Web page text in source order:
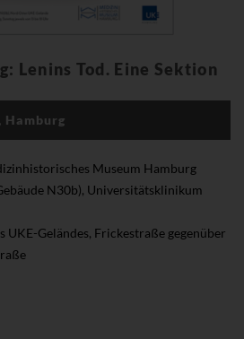
Lenins Tod. Eine Sektion
Hamburg
Museum Hamburg
N30b), Universitätsklinikum
UKE-Geländes, Frickestraße gegenüber